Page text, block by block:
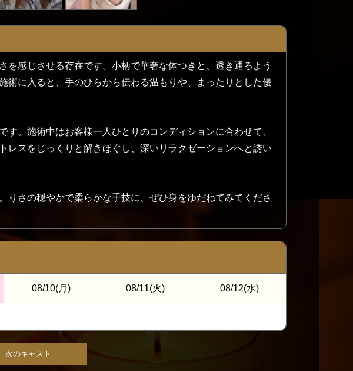
感じさせる存在です。小柄で華奢な体つきと、透き通るよう
術に入ると、手のひらから伝わる温もりや、まったりとした優
。施術中はお客様一人ひとりのコンディションに合わせて、
スをじっくりと解きほぐし、深いリラクゼーションへと誘い
りさの穏やかで柔らかな手技に、ぜひ身をゆだねてみてくださ
08/10(月) 08/11(火) 08/12(水)
次のキャスト